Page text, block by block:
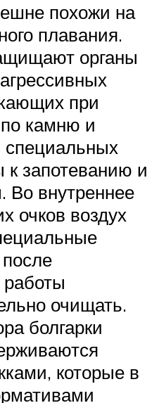
похожи на
плавания.
органы
при
по камню и
специальных
к запотеванию и
Во внутреннее
очков воздух
очищать.
болгарки
которые в